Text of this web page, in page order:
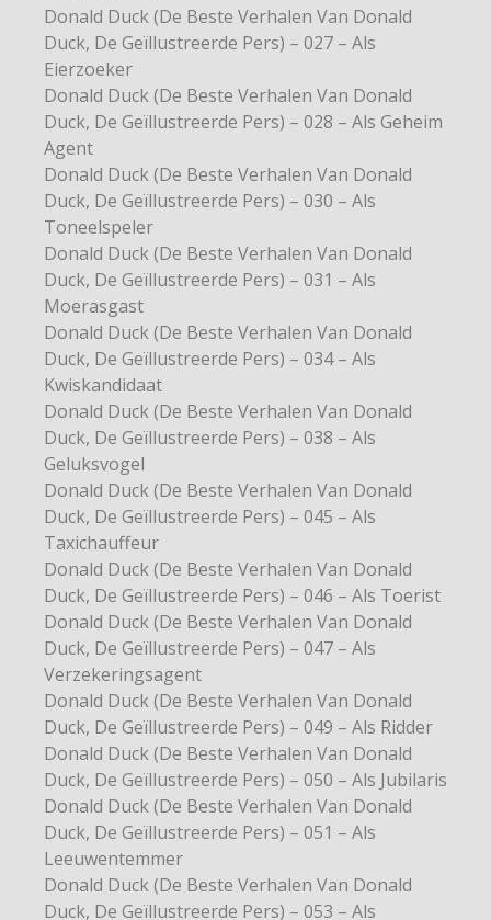
Donald Duck (De Beste Verhalen Van Donald
Duck, De Geïllustreerde Pers) – 027 – Als
Eierzoeker
Donald Duck (De Beste Verhalen Van Donald
Duck, De Geïllustreerde Pers) – 028 – Als Geheim
Agent
Donald Duck (De Beste Verhalen Van Donald
Duck, De Geïllustreerde Pers) – 030 – Als
Toneelspeler
Donald Duck (De Beste Verhalen Van Donald
Duck, De Geïllustreerde Pers) – 031 – Als
Moerasgast
Donald Duck (De Beste Verhalen Van Donald
Duck, De Geïllustreerde Pers) – 034 – Als
Kwiskandidaat
Donald Duck (De Beste Verhalen Van Donald
Duck, De Geïllustreerde Pers) – 038 – Als
Geluksvogel
Donald Duck (De Beste Verhalen Van Donald
Duck, De Geïllustreerde Pers) – 045 – Als
Taxichauffeur
Donald Duck (De Beste Verhalen Van Donald
Duck, De Geïllustreerde Pers) – 046 – Als Toerist
Donald Duck (De Beste Verhalen Van Donald
Duck, De Geïllustreerde Pers) – 047 – Als
Verzekeringsagent
Donald Duck (De Beste Verhalen Van Donald
Duck, De Geïllustreerde Pers) – 049 – Als Ridder
Donald Duck (De Beste Verhalen Van Donald
Duck, De Geïllustreerde Pers) – 050 – Als Jubilaris
Donald Duck (De Beste Verhalen Van Donald
Duck, De Geïllustreerde Pers) – 051 – Als
Leeuwentemmer
Donald Duck (De Beste Verhalen Van Donald
Duck, De Geïllustreerde Pers) – 053 – Als